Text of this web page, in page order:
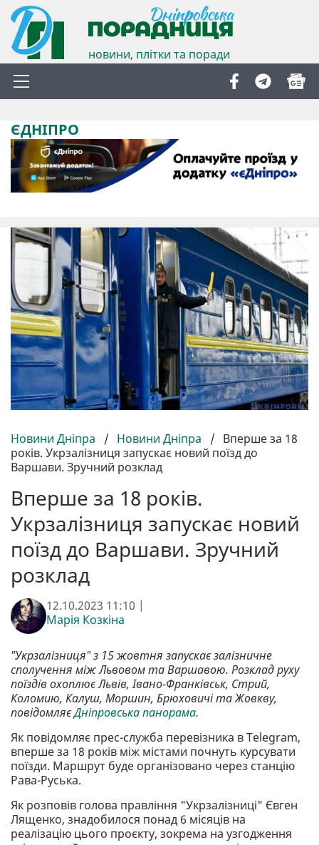
новини, плітки та поради
ЄДНІПРО
Новини Дніпра / Новини Дніпра / Вперше за 18
років. Укрзалізниця запускає новий поїзд до
Варшави. Зручний розклад
Вперше за 18 років.
Укрзалізниця запускає новий
поїзд до Варшави. Зручний
розклад
12.10.2023 11:10 |
Марія Козкіна
"Укрзалізниця" з 15 жовтня запускає залізничне
сполучення між Львовом та Варшавою. Розклад руху
поїздів охоплює Львів, Івано-Франківськ, Стрий,
Коломию, Калуш, Моршин, Брюховичі та Жовкву,
повідомляєДніпровська панорама.
Як повідомляє прес-служба перевізника в Telegram,
вперше за 18 років між містами почнуть курсувати
поїзди. Маршрут буде організовано через станцію
Рава-Руська.
Як розповів голова правління "Укрзалізниці" Євген
Лященко, знадобилося понад 6 місяців на
реалізацію цього проєкту, зокрема на узгодження